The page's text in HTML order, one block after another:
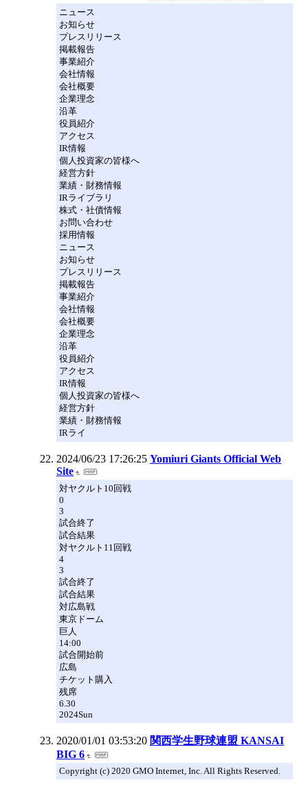
ニュース
お知らせ
プレスリリース
掲載報告
事業紹介
会社情報
会社概要
企業理念
沿革
役員紹介
アクセス
IR情報
個人投資家の皆様へ
経営方針
業績・財務情報
IRライブラリ
株式・社債情報
お問い合わせ
採用情報
ニュース
お知らせ
プレスリリース
掲載報告
事業紹介
会社情報
会社概要
企業理念
沿革
役員紹介
アクセス
IR情報
個人投資家の皆様へ
経営方針
業績・財務情報
IRライ
2024/06/23 17:26:25 Yomiuri Giants Official Web
Site
対ヤクルト10回戦
0
3
試合終了
試合結果
対ヤクルト11回戦
4
3
試合終了
試合結果
対広島戦
東京ドーム
巨人
14:00
試合開始前
広島
チケット購入
残席
6.30
2024Sun
2020/01/01 03:53:20 関西学生野球連盟 KANSAI
BIG 6
Copyright (c) 2020 GMO Internet, Inc. All Rights Reserved.